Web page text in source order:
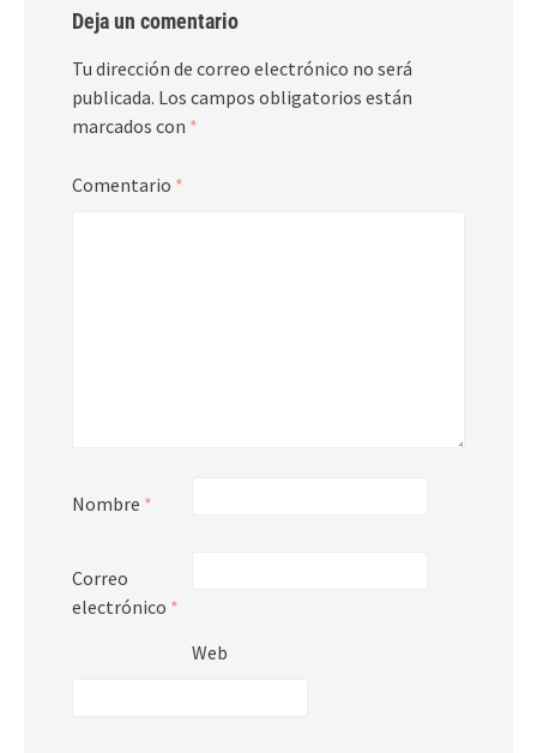
Deja un comentario
Tu dirección de correo electrónico no será
publicada. Los campos obligatorios están
marcados con *
Comentario *
Nombre *
Correo
electrónico *
Web